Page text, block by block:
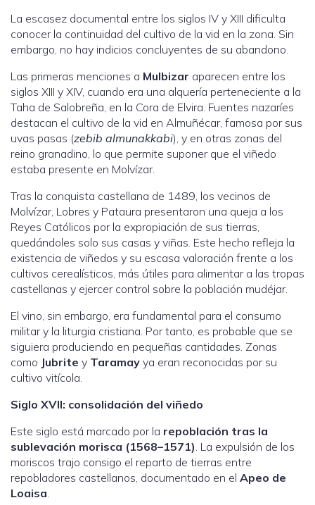
La escasez documental entre los siglos IV y XIII dificulta
conocer la continuidad del cultivo de la vid en la zona. Sin
embargo, no hay indicios concluyentes de su abandono.
Las primeras menciones a Mulbizar aparecen entre los
siglos XIII y XIV, cuando era una alquería perteneciente a la
Taha de Salobreña, en la Cora de Elvira. Fuentes nazaríes
destacan el cultivo de la vid en Almuñécar, famosa por sus
uvas pasas (zebib almunakkabi), y en otras zonas del
reino granadino, lo que permite suponer que el viñedo
estaba presente en Molvízar.
Tras la conquista castellana de 1489, los vecinos de
Molvízar, Lobres y Pataura presentaron una queja a los
Reyes Católicos por la expropiación de sus tierras,
quedándoles solo sus casas y viñas. Este hecho refleja la
existencia de viñedos y su escasa valoración frente a los
cultivos cerealísticos, más útiles para alimentar a las tropas
castellanas y ejercer control sobre la población mudéjar.
El vino, sin embargo, era fundamental para el consumo
militar y la liturgia cristiana. Por tanto, es probable que se
siguiera produciendo en pequeñas cantidades. Zonas
como Jubrite y Taramay ya eran reconocidas por su
cultivo vitícola.
Siglo XVII: consolidación del viñedo
Este siglo está marcado por la repoblación tras la
sublevación morisca (1568–1571). La expulsión de los
moriscos trajo consigo el reparto de tierras entre
repobladores castellanos, documentado en el Apeo de
Loaisa.